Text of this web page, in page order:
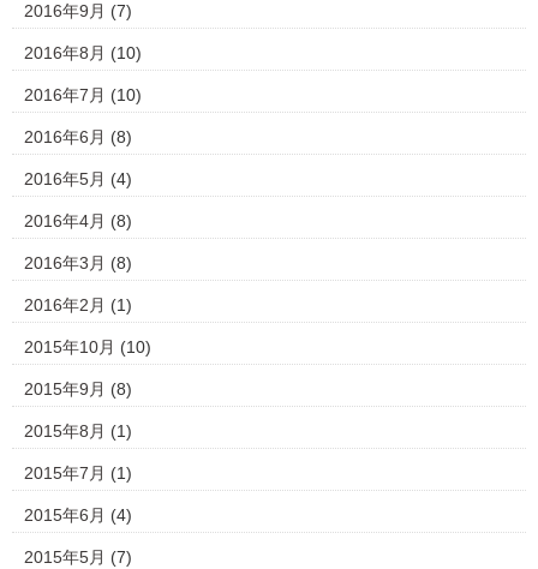
2016年9月 (7)
2016年8月 (10)
2016年7月 (10)
2016年6月 (8)
2016年5月 (4)
2016年4月 (8)
2016年3月 (8)
2016年2月 (1)
2015年10月 (10)
2015年9月 (8)
2015年8月 (1)
2015年7月 (1)
2015年6月 (4)
2015年5月 (7)